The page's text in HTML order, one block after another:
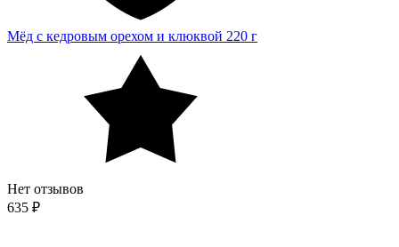
Мёд с кедровым орехом и клюквой 220 г
Нет отзывов
635 ₽